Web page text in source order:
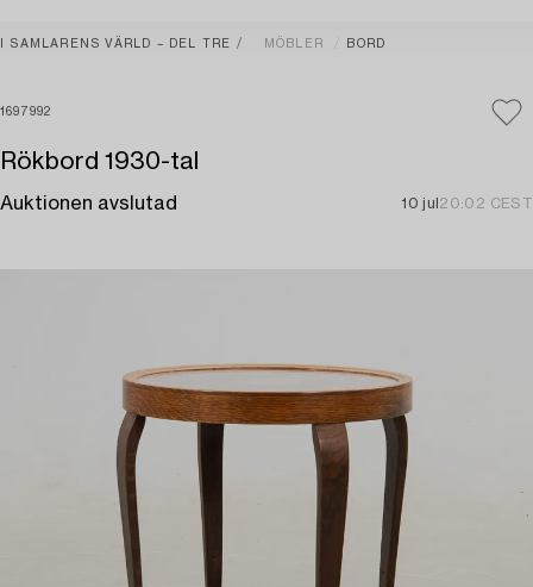
I SAMLARENS VÄRLD – DEL TRE MÖBLER BORD
1697992
Rökbord 1930-tal
Auktionen avslutad 10 jul 20:02 CEST